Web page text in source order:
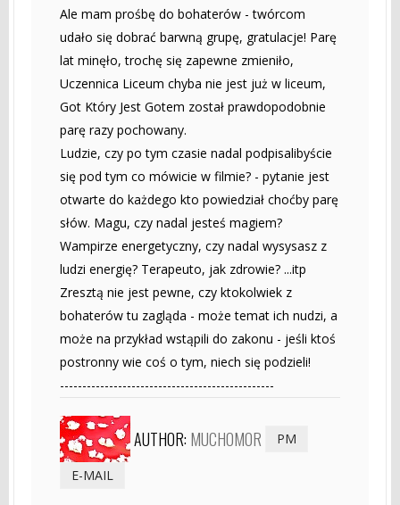
Ale mam prośbę do bohaterów - twórcom
udało się dobrać barwną grupę, gratulacje! Parę
lat minęło, trochę się zapewne zmieniło,
Uczennica Liceum chyba nie jest już w liceum,
Got Który Jest Gotem został prawdopodobnie
parę razy pochowany.
Ludzie, czy po tym czasie nadal podpisalibyście
się pod tym co mówicie w filmie? - pytanie jest
otwarte do każdego kto powiedział choćby parę
słów. Magu, czy nadal jesteś magiem?
Wampirze energetyczny, czy nadal wysysasz z
ludzi energię? Terapeuto, jak zdrowie? ...itp
Zresztą nie jest pewne, czy ktokolwiek z
bohaterów tu zagląda - może temat ich nudzi, a
może na przykład wstąpili do zakonu - jeśli ktoś
postronny wie coś o tym, niech się podzieli!
------------------------------------------------
AUTHOR: MUCHOMOR PM
E-MAIL